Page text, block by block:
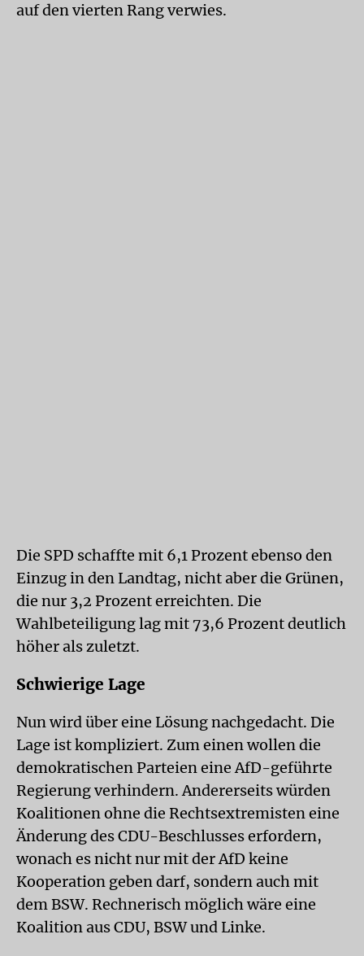
auf den vierten Rang verwies.
Die SPD schaffte mit 6,1 Prozent ebenso den
Einzug in den Landtag, nicht aber die Grünen,
die nur 3,2 Prozent erreichten. Die
Wahlbeteiligung lag mit 73,6 Prozent deutlich
höher als zuletzt.
Schwierige Lage
Nun wird über eine Lösung nachgedacht. Die
Lage ist kompliziert. Zum einen wollen die
demokratischen Parteien eine AfD-geführte
Regierung verhindern. Andererseits würden
Koalitionen ohne die Rechtsextremisten eine
Änderung des CDU-Beschlusses erfordern,
wonach es nicht nur mit der AfD keine
Kooperation geben darf, sondern auch mit
dem BSW. Rechnerisch möglich wäre eine
Koalition aus CDU, BSW und Linke.